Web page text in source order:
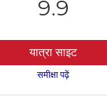
9.9
यात्रा साइट
समीक्षा पढ़ें